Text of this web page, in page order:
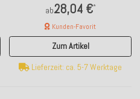
ab28,04 €*
Kunden-Favorit
Zum Artikel
Lieferzeit: ca. 5-7 Werktage